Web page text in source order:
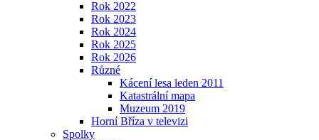
Rok 2022
Rok 2023
Rok 2024
Rok 2025
Rok 2026
Různé
Kácení lesa leden 2011
Katastrální mapa
Muzeum 2019
Horní Bříza v televizi
Spolky